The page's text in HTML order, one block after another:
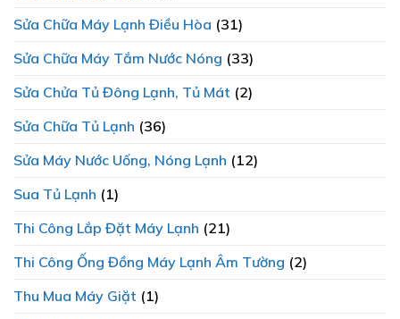
Sửa Chữa Máy Lạnh Điều Hòa (31)
Sửa Chữa Máy Tắm Nước Nóng (33)
Sửa Chửa Tủ Đông Lạnh, Tủ Mát (2)
Sửa Chữa Tủ Lạnh (36)
Sửa Máy Nước Uống, Nóng Lạnh (12)
Sua Tủ Lạnh (1)
Thi Công Lắp Đặt Máy Lạnh (21)
Thi Công Ống Đồng Máy Lạnh Âm Tường (2)
Thu Mua Máy Giặt (1)